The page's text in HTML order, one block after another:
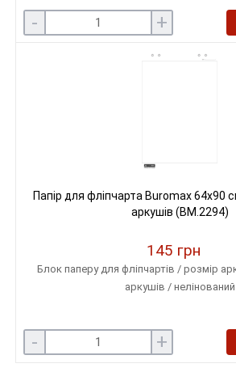
- +
Папір для фліпчарта Buromax 64х90
аркушів (BM.2294)
145 грн
Блок паперу для фліпчартів / розмір
аркушів / нелінований
- +